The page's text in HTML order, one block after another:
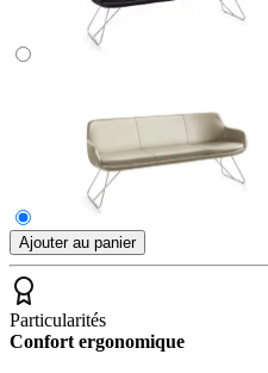
Ajouter au panier
Particularités
Confort ergonomique